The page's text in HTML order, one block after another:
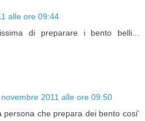
alle ore 09:44
di preparare i bento belli...
novembre 2011 alle ore 09:50
persona che prepara dei bento cosi'